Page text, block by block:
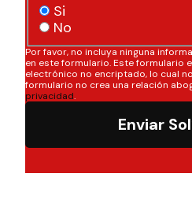
Si
No
Por favor, no incluya ninguna
en este formulario. Este formulario
electrónico no encriptado, lo cual
formulario no crea una relación
privacidad.
Enviar